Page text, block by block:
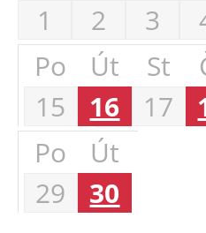
1
2 3
Po
Út St
15
16 17
Po
Út
29
30